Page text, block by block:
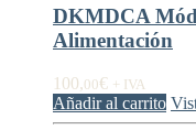
DKMDCA
Alimentación
100,00€ + IVA
Añadir al carrito